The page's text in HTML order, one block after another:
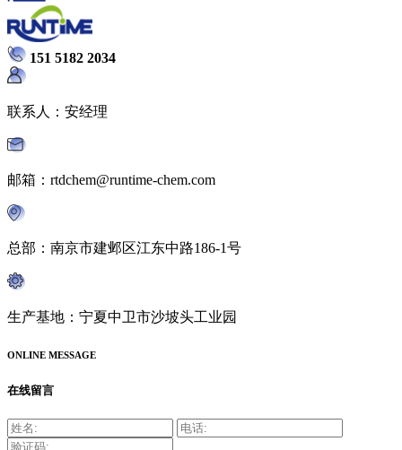
151 5182 2034
联系人：安经理
邮箱：rtdchem@runtime-chem.com
总部：南京市建邺区江东中路186-1号
生产基地：宁夏中卫市沙坡头工业园
ONLINE MESSAGE
在线留言